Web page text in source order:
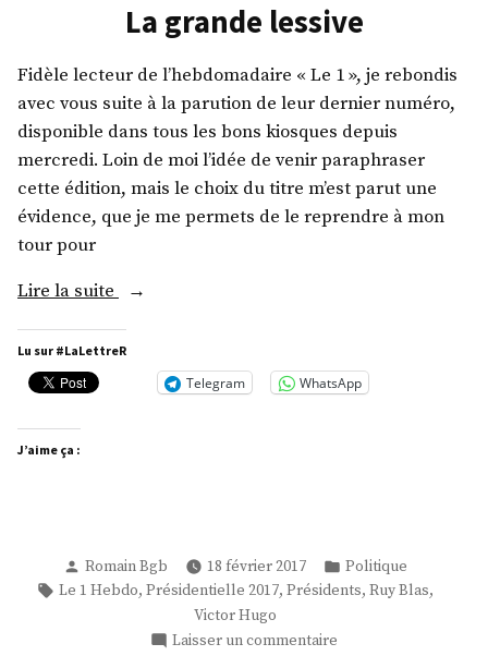
La grande lessive
Fidèle lecteur de l’hebdomadaire « Le 1 », je rebondis
avec vous suite à la parution de leur dernier numéro,
disponible dans tous les bons kiosques depuis
mercredi. Loin de moi l’idée de venir paraphraser
cette édition, mais le choix du titre m’est parut une
évidence, que je me permets de le reprendre à mon
tour pour
Lire la suite
« La
lessive »
Lu sur #LaLettreR
Telegram WhatsApp
J’aime ça :
Publié
par
Romain Bgb 18 février 2017
Publié
dans
Politique
Étiquettes :
Le 1 Hebdo, Présidentielle 2017, Présidents, Ruy Blas,
Victor Hugo
Laisser un commentaire